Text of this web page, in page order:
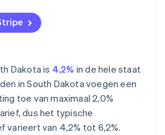
Dakota is 4,2% in de hele staat
in South Dakota voegen een
toe van maximaal 2,0%
dus het typische
varieert van 4,2% tot 6,2%.